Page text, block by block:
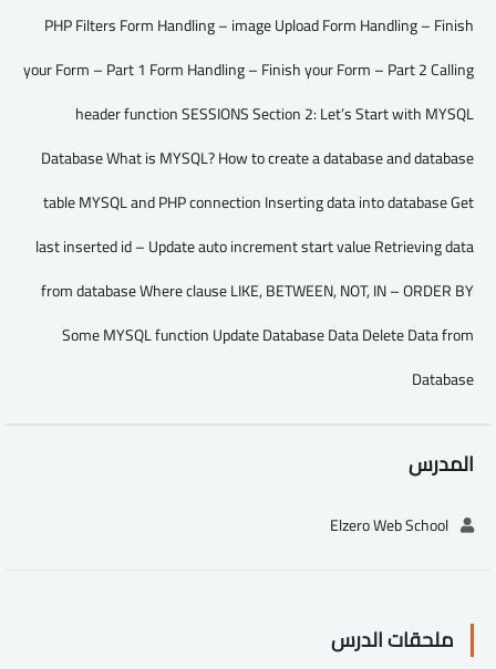
PHP Filters Form Handling – image Upload Form Handling – Finish
your Form – Part 1 Form Handling – Finish your Form – Part 2 Calling
header function SESSIONS Section 2: Let’s Start with MYSQL
Database What is MYSQL? How to create a database and database
table MYSQL and PHP connection Inserting data into database Get
last inserted id – Update auto increment start value Retrieving data
from database Where clause LIKE, BETWEEN, NOT, IN – ORDER BY
Some MYSQL function Update Database Data Delete Data from
Database
المدرس
ملحقات الدرس